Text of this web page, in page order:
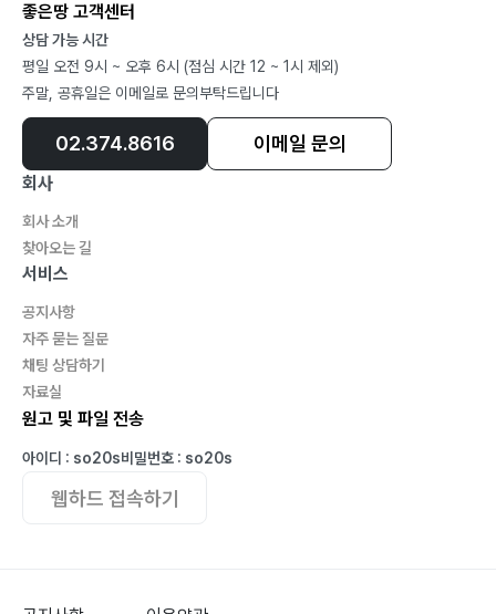
좋은땅 고객센터
상담 가능 시간
평일 오전 9시 ~ 오후 6시 (점심 시간 12 ~ 1시 제외)
주말, 공휴일은 이메일로 문의부탁드립니다
02.374.8616 이메일 문의
회사
회사 소개
찾아오는 길
서비스
공지사항
자주 묻는 질문
채팅 상담하기
자료실
원고 및 파일 전송
아이디 : so20s비밀번호 : so20s
웹하드 접속하기